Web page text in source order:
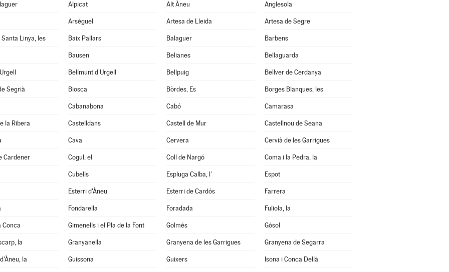
Alpicat Alt Àneu Anglesola
Arsèguel Artesa de Lleida Artesa de Segre
Linya, les Baix Pallars Balaguer Barbens
Bausen Belianes Bellaguarda
Bellmunt d'Urgell Bellpuig Bellver de Cerdanya
Segrià Biosca Bòrdes, Es Borges Blanques, les
Cabanabona Cabó Camarasa
la Ribera Castelldans Castell de Mur Castellnou de Seana
Cava Cervera Cervià de les Garrigues
Cardener Cogul, el Coll de Nargó Coma i la Pedra, la
Cubells Espluga Calba, l' Espot
Esterri d'Àneu Esterri de Cardós Farrera
Fondarella Foradada Fuliola, la
Conca Gimenells i el Pla de la Font Golmés Gósol
la Granyanella Granyena de les Garrigues Granyena de Segarra
la Guissona Guixers Isona i Conca Dellà